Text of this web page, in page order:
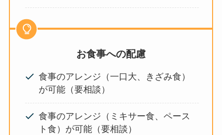
お食事への配慮
食事のアレンジ（一口大、きざみ食）
が可能（要相談）
食事のアレンジ（ミキサー食、ペース
ト食）が可能（要相談）